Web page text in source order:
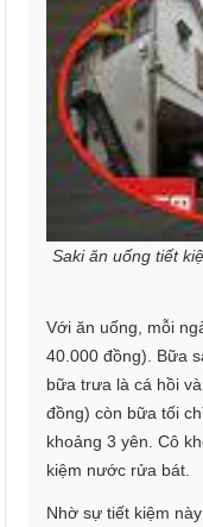
Saki ăn uống tiết
Với ăn uống, mỗi
40.000 đồng). Bữa
bữa trưa là cá hồi
đồng) còn bữa tối
khoảng 3 yên. Cô
kiệm nước rửa bát.
Nhờ sự tiết kiệm